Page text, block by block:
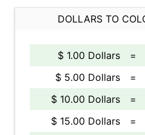
DOLLARS TO
$ 1.00 Dollars =
$ 5.00 Dollars
=
$ 10.00 Dollars
=
$ 15.00 Dollars
=